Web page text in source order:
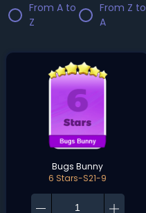
From A to
Z
From Z to
A
Bugs Bunny
6 Stars-S21-9